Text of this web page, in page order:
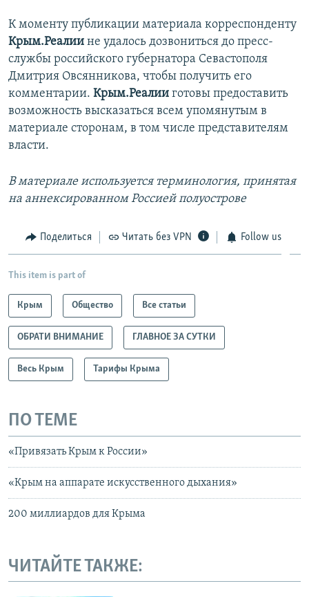
К моменту публикации материала корреспонденту
Крым.Реалии не удалось дозвониться до пресс-
службы российского губернатора Севастополя
Дмитрия Овсянникова, чтобы получить его
комментарии. Крым.Реалии готовы предоставить
возможность высказаться всем упомянутым в
материале сторонам, в том числе представителям
власти.
В материале используется терминология, принятая
на аннексированном Россией полуострове
Поделиться Читать без VPN Follow us
This item is part of
Крым Общество Все статьи
ОБРАТИ ВНИМАНИЕ ГЛАВНОЕ ЗА СУТКИ
Весь Крым Тарифы Крыма
ПО ТЕМЕ
«Привязать Крым к России»
«Крым на аппарате искусственного дыхания»
200 миллиардов для Крыма
ЧИТАЙТЕ ТАКЖЕ: